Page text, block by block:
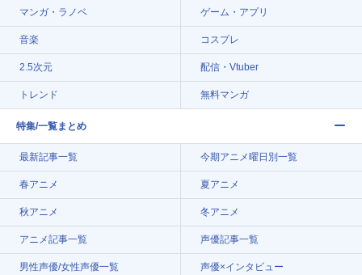
マンガ・ラノベ ゲーム・アプリ
音楽 コスプレ
2.5次元 配信・Vtuber
トレンド 無料マンガ
特集/一覧まとめ
最新記事一覧 今期アニメ曜日別一覧
春アニメ 夏アニメ
秋アニメ 冬アニメ
アニメ記事一覧 声優記事一覧
男性声優/女性声優一覧 声優×インタビュー